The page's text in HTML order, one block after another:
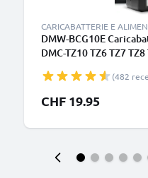
CARICABATTERIE E
DMW-BCG10E
DMC-TZ10 TZ6 TZ7
CELLONIC
(482
CHF 19.95